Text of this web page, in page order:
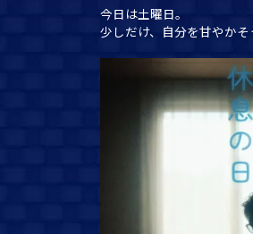
今日は土曜日。
少しだけ、自分を甘やかそ